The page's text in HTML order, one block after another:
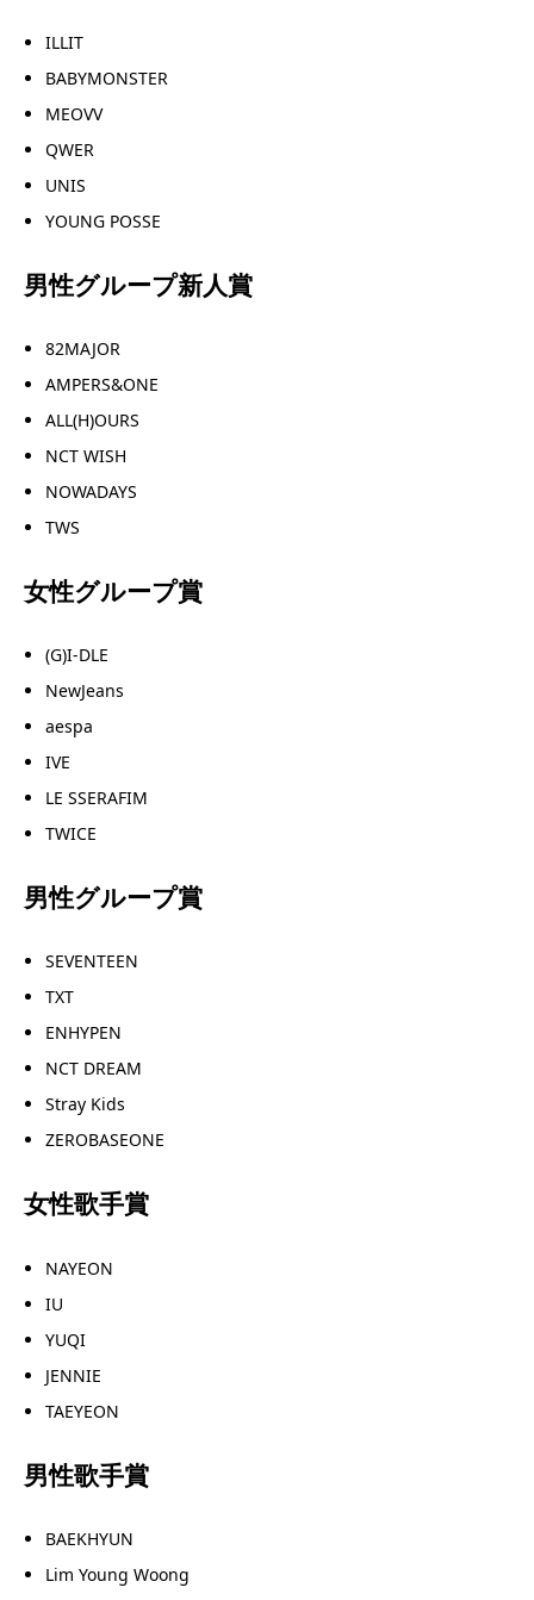
ILLIT
BABYMONSTER
MEOVV
QWER
UNIS
YOUNG POSSE
男性グループ新人賞
82MAJOR
AMPERS&ONE
ALL(H)OURS
NCT WISH
NOWADAYS
TWS
女性グループ賞
(G)I-DLE
NewJeans
aespa
IVE
LE SSERAFIM
TWICE
男性グループ賞
SEVENTEEN
TXT
ENHYPEN
NCT DREAM
Stray Kids
ZEROBASEONE
女性歌手賞
NAYEON
IU
YUQI
JENNIE
TAEYEON
男性歌手賞
BAEKHYUN
Lim Young Woong